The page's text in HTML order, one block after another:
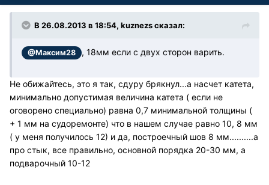
В 26.08.2013 в 18:54, kuznezs сказал:
@Максим28 , 18мм если с двух сторон варить.
Не обижайтесь, это я так, сдуру брякнул...а насчет катета,
минимально допустимая величина катета ( если не
оговорено специально) равна 0,7 минимальной толщины (
+ 1 мм на судоремонте) что в нашем случае равно 10, 8 мм
( у меня получилось 12) и да, построечный шов 8 мм..........а
про стык, все правильно, основной порядка 20-30 мм, а
подварочный 10-12